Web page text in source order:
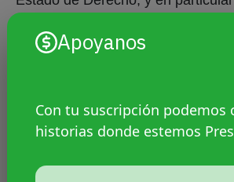
Apoyanos
Con tu suscripción podemos
historias donde estemos
expresión y a la protesta social,
activista por los derechos LGBT+
secretaria académica del